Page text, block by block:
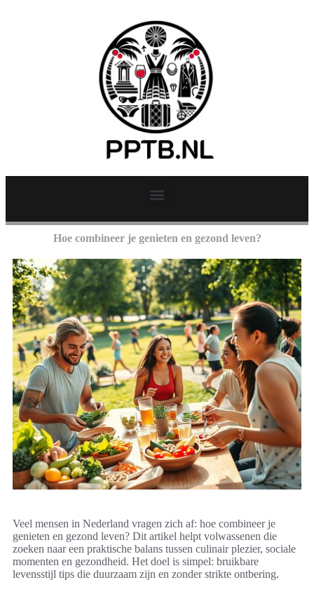
Hoe combineer je genieten en gezond leven?
Veel mensen in Nederland vragen zich af: hoe combineer je
genieten en gezond leven? Dit artikel helpt volwassenen die
zoeken naar een praktische balans tussen culinair plezier, sociale
momenten en gezondheid. Het doel is simpel: bruikbare
levensstijl tips die duurzaam zijn en zonder strikte ontbering.